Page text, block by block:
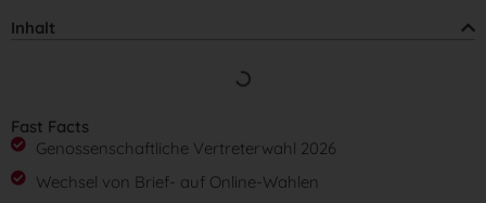
Inhalt
Fast Facts
Genossenschaftliche Vertreterwahl 2026
Wechsel von Brief- auf Online-Wahlen